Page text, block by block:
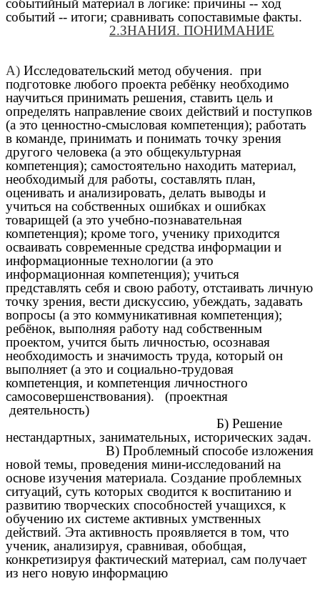
событий -- итоги; сравнивать сопоставимые факты.
2.ЗНАНИЯ. ПОНИМАНИЕ
А) Исследовательский метод обучения. при
подготовке любого проекта ребёнку необходимо
научиться принимать решения, ставить цель и
определять направление своих действий и поступков
(а это ценностно-смысловая компетенция); работать
в команде, принимать и понимать точку зрения
другого человека (а это общекультурная
компетенция); самостоятельно находить материал,
необходимый для работы, составлять план,
оценивать и анализировать, делать выводы и
учиться на собственных ошибках и ошибках
товарищей (а это учебно-познавательная
компетенция); кроме того, ученику приходится
осваивать современные средства информации и
информационные технологии (а это
информационная компетенция); учиться
представлять себя и свою работу, отстаивать личную
точку зрения, вести дискуссию, убеждать, задавать
вопросы (а это коммуникативная компетенция);
ребёнок, выполняя работу над собственным
проектом, учится быть личностью, осознавая
необходимость и значимость труда, который он
выполняет (а это и социально-трудовая
компетенция, и компетенция личностного
самосовершенствования). (проектная
деятельность)
Б) Решение
нестандартных, занимательных, исторических задач.
В) Проблемный способе изложения
новой темы, проведения мини-исследований на
основе изучения материала. Создание проблемных
ситуаций, суть которых сводится к воспитанию и
развитию творческих способностей учащихся, к
обучению их системе активных умственных
действий. Эта активность проявляется в том, что
ученик, анализируя, сравнивая, обобщая,
конкретизируя фактический материал, сам получает
из него новую информацию